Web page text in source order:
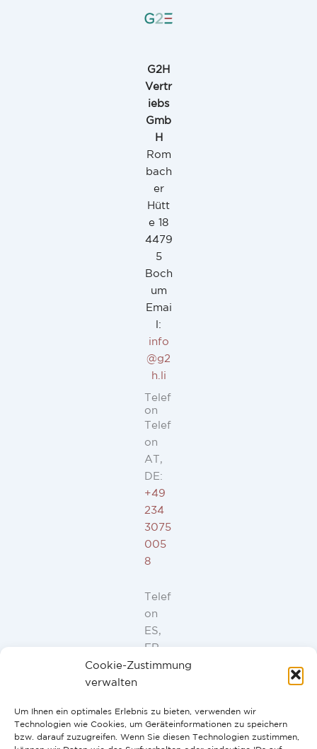
Cookie-Zustimmung
verwalten
Um Ihnen ein optimales Erlebnis zu bieten, verwenden wir
Technologien wie Cookies, um Geräteinformationen zu speichern
bzw. darauf zuzugreifen. Wenn Sie diesen Technologien zustimmen,
G2H
Vertr
iebs
Gmb
H
Rom
bach
er
Hütt
e 18
4479
5
Boch
um
Emai
l:
info
@g2
h.li
Telef
on
Telef
on
AT,
DE:
+49
234
3075
005
8
Telef
on
ES,
FR,
IT,
91
946